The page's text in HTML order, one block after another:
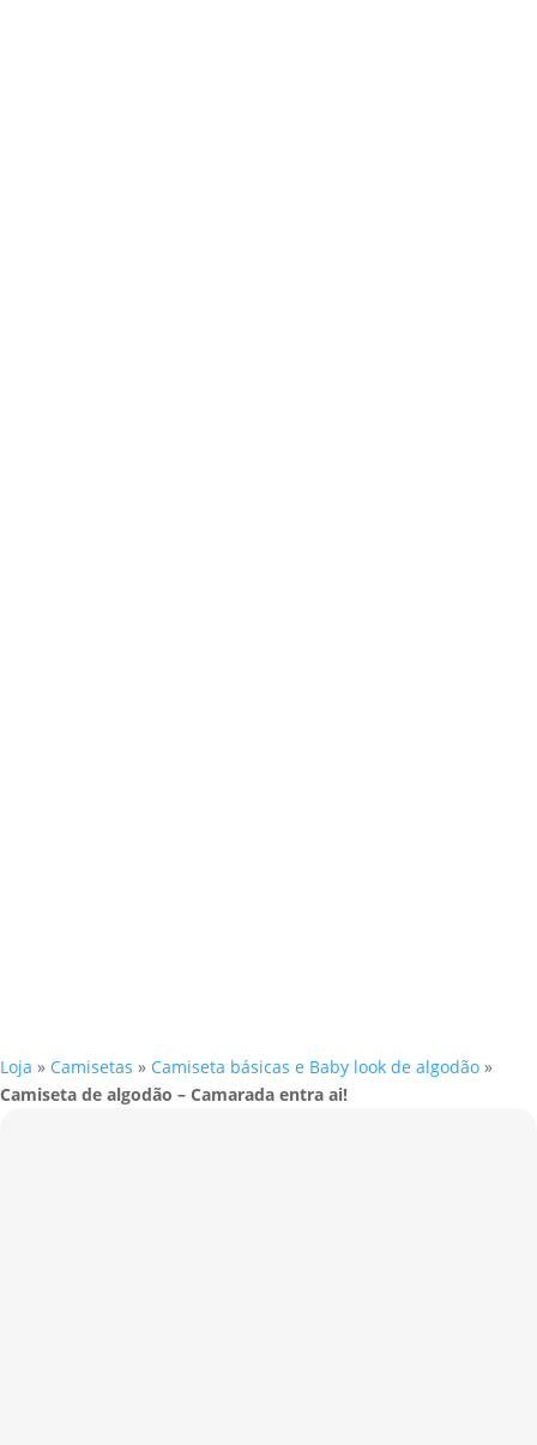
Loja » Camisetas » Camiseta básicas e Baby look de algodão »
Camiseta de algodão – Camarada entra ai!